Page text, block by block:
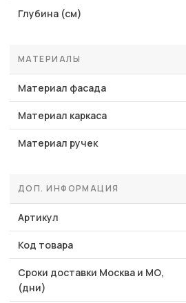
Глубина (см)
МАТЕРИАЛЫ
Материал фасада
Материал каркаса
Материал ручек
ДОП. ИНФОРМАЦИЯ
Артикул
Код товара
Сроки доставки Москва и МО,
(дни)